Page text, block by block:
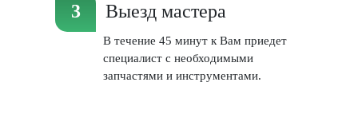
Выезд мастера
В течение 45 минут к Вам приедет
специалист с необходимыми
запчастями и инструментами.